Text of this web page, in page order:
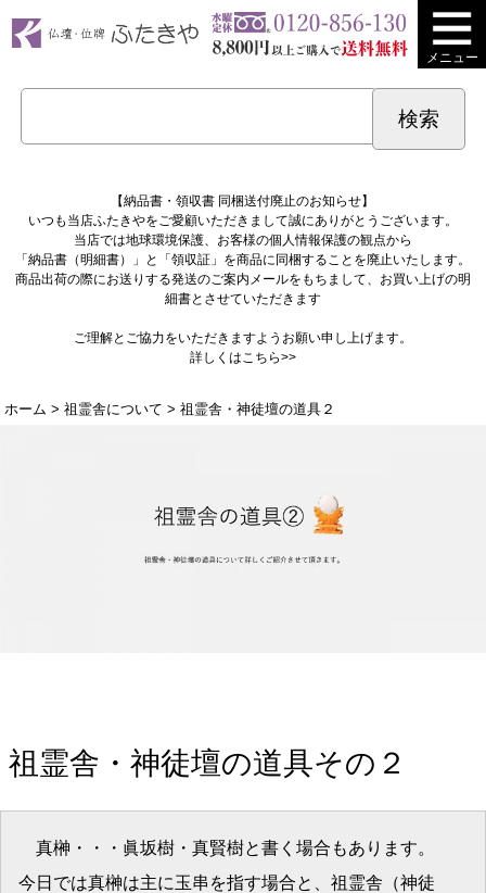
メニュー
【納品書・領収書 同梱送付廃止のお知らせ】
いつも当店ふたきやをご愛顧いただきまして誠にありがとうございます。
当店では地球環境保護、お客様の個人情報保護の観点から
「納品書（明細書）」と「領収証」を商品に同梱することを廃止いたします。
商品出荷の際にお送りする発送のご案内メールをもちまして、お買い上げの明
細書とさせていただきます
ご理解とご協力をいただきますようお願い申し上げます。
詳しくはこちら>>
ホーム >祖霊舎について > 祖霊舎・神徒壇の道具２
祖霊舎・神徒壇の道具その２
真榊・・・眞坂樹・真賢樹と書く場合もあります。
今日では真榊は主に玉串を指す場合と、祖霊舎（神徒